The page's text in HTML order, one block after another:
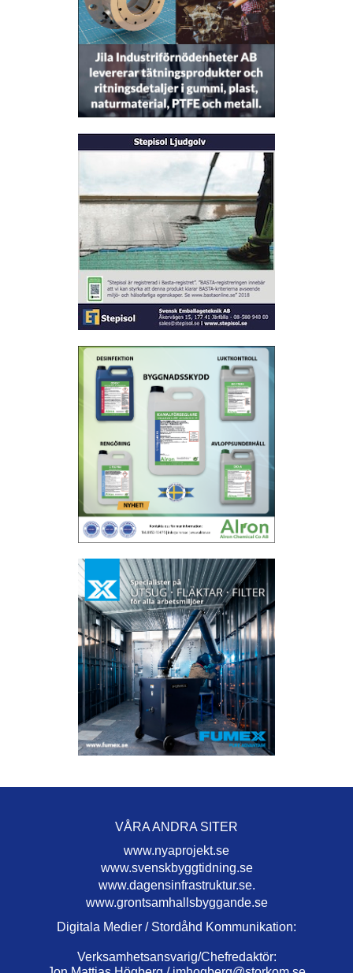
VÅRA ANDRA SITER
www.nyaprojekt.se
www.svenskbyggtidning.se
www.dagensinfrastruktur.se.
www.grontsamhallsbyggande.se
Digitala Medier / Stordåhd Kommunikation:
Verksamhetsansvarig/Chefredaktör: